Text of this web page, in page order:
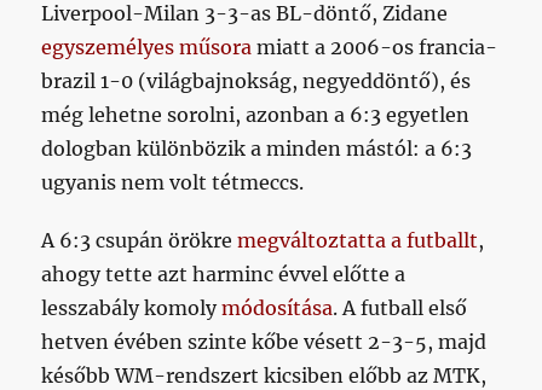
Liverpool-Milan 3-3-as BL-döntő, Zidane
egyszemélyes műsora miatt a 2006-os francia-
brazil 1-0 (világbajnokság, negyeddöntő), és
még lehetne sorolni, azonban a 6:3 egyetlen
dologban különbözik a minden mástól: a 6:3
ugyanis nem volt tétmeccs.
A 6:3 csupán örökremegváltoztatta a futballt,
ahogy tette azt harminc évvel előtte a
lesszabály komolymódosítása. A futball első
hetven évében szinte kőbe vésett 2-3-5, majd
később WM-rendszert kicsiben előbb az MTK,